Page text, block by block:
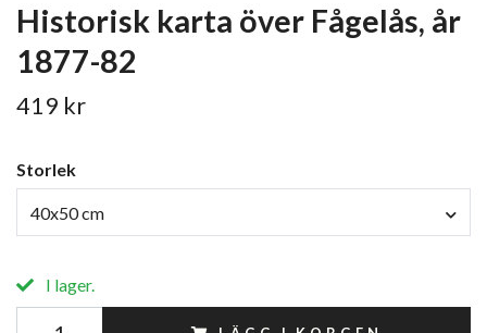
Historisk karta över Fågelås, år
1877-82
419 kr
Storlek
40x50 cm
I lager.